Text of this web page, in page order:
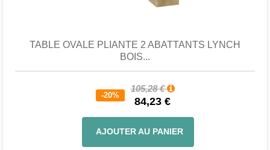
TABLE OVALE PLIANTE 2 ABATTANTS LYNCH
BOIS...
-20%
105,28 €
84,23 €
AJOUTER AU PANIER